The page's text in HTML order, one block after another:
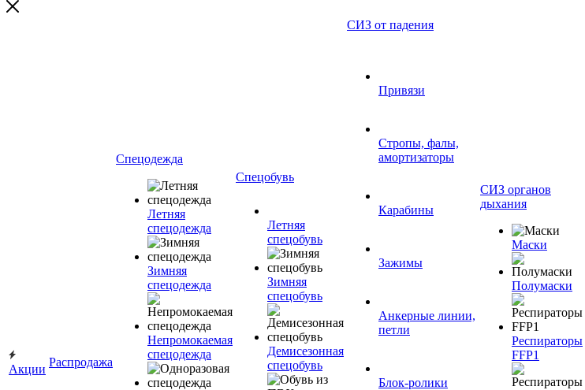
Акции
Распродажа
Спецодежда
Летняя
спецодежда
Зимняя
спецодежда
Непромокаемая
спецодежда
Спецобувь
Летняя
спецобувь
Зимняя
спецобувь
Демисезонная
спецобувь
СИЗ от падения
Привязи
Стропы, фалы,
амортизаторы
Карабины
Зажимы
Анкерные линии,
петли
Блок-ролики
СИЗ органов
дыхания
Маски
Полумаски
Респираторы
FFP1